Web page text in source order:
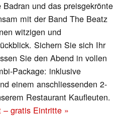
und das preisgekrönte
mit der Band The Beatz
witzigen und
Sichern Sie sich Ihr
Sie den Abend in vollen
Package: inklusive
einem anschliessenden 2-
Restaurant Kaufleuten.
– gratis Eintritte »